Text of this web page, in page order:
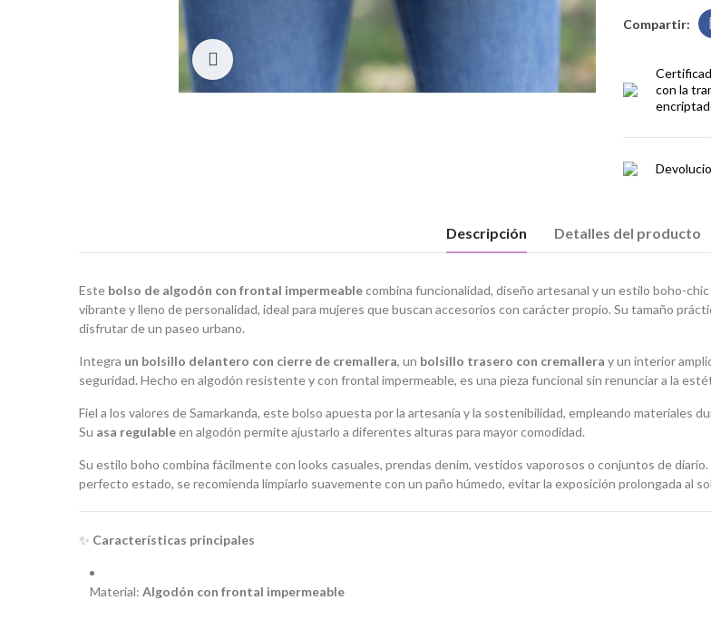
con la
Descripción Detalles del producto
Este bolso de algodón con frontal impermeablecombina funcionalidad, diseño artesanal y un estilo boho-
vibrante y lleno de personalidad, ideal para mujeres que buscan accesorios con carácter propio. Su tamaño
disfrutar de un paseo urbano.
Integra un bolsillo delantero con cierre de cremallera, un bolsillo trasero con cremallera y un interior
seguridad. Hecho en algodón resistente y con frontal impermeable, es una pieza funcional sin renunciar a la
Fiel a los valores de Samarkanda, este bolso apuesta por la artesanía y la sostenibilidad, empleando materiales
Su asa regulableen algodón permite ajustarlo a diferentes alturas para mayor comodidad.
Su estilo boho combina fácilmente con looks casuales, prendas denim, vestidos vaporosos o conjuntos de
perfecto estado, se recomienda limpiarlo suavemente con un paño húmedo, evitar la exposición prolongada al
✨ Características principales
Material: Algodón con frontal impermeable